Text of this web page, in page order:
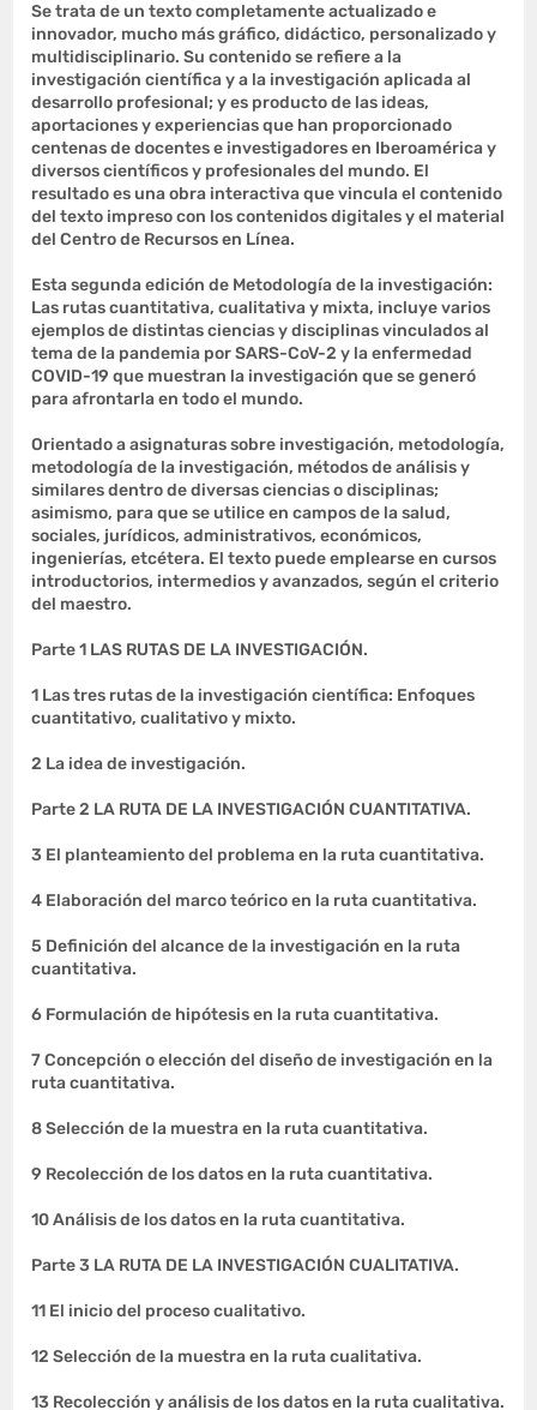
Se trata de un texto completamente actualizado e
innovador, mucho más gráfico, didáctico, personalizado y
multidisciplinario. Su contenido se refiere a la
investigación científica y a la investigación aplicada al
desarrollo profesional; y es producto de las ideas,
aportaciones y experiencias que han proporcionado
centenas de docentes e investigadores en Iberoamérica y
diversos científicos y profesionales del mundo. El
resultado es una obra interactiva que vincula el contenido
del texto impreso con los contenidos digitales y el material
del Centro de Recursos en Línea.
Esta segunda edición de Metodología de la investigación:
Las rutas cuantitativa, cualitativa y mixta, incluye varios
ejemplos de distintas ciencias y disciplinas vinculados al
tema de la pandemia por SARS-CoV-2 y la enfermedad
COVID-19 que muestran la investigación que se generó
para afrontarla en todo el mundo.
Orientado a asignaturas sobre investigación, metodología,
metodología de la investigación, métodos de análisis y
similares dentro de diversas ciencias o disciplinas;
asimismo, para que se utilice en campos de la salud,
sociales, jurídicos, administrativos, económicos,
ingenierías, etcétera. El texto puede emplearse en cursos
introductorios, intermedios y avanzados, según el criterio
del maestro.
Parte 1 LAS RUTAS DE LA INVESTIGACIÓN.
1 Las tres rutas de la investigación científica: Enfoques
cuantitativo, cualitativo y mixto.
2 La idea de investigación.
Parte 2 LA RUTA DE LA INVESTIGACIÓN CUANTITATIVA.
3 El planteamiento del problema en la ruta cuantitativa.
4 Elaboración del marco teórico en la ruta cuantitativa.
5 Definición del alcance de la investigación en la ruta
cuantitativa.
6 Formulación de hipótesis en la ruta cuantitativa.
7 Concepción o elección del diseño de investigación en la
ruta cuantitativa.
8 Selección de la muestra en la ruta cuantitativa.
9 Recolección de los datos en la ruta cuantitativa.
10 Análisis de los datos en la ruta cuantitativa.
Parte 3 LA RUTA DE LA INVESTIGACIÓN CUALITATIVA.
11 El inicio del proceso cualitativo.
12 Selección de la muestra en la ruta cualitativa.
13 Recolección y análisis de los datos en la ruta cualitativa.